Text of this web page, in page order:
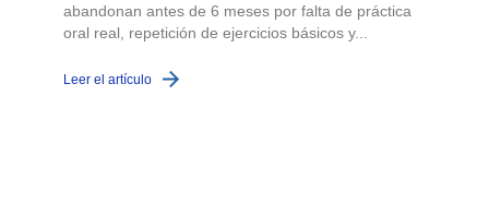
abandonan antes de 6 meses por falta de práctica
oral real, repetición de ejercicios básicos y...
Leer el artículo